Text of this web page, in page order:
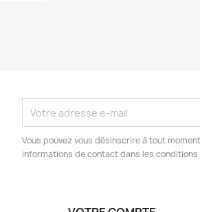
Vous pouvez vous désinscrire à tout
informations de contact dans les